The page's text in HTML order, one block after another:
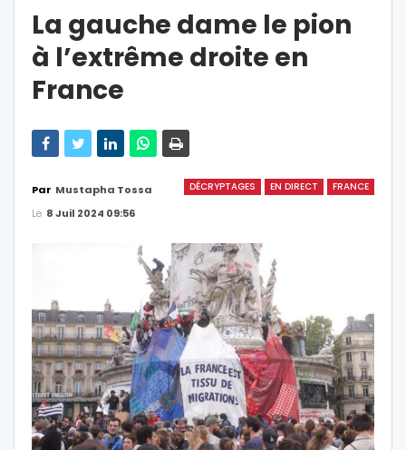
La gauche dame le pion
à l’extrême droite en
France
DÉCRYPTAGES EN DIRECT FRANCE
Par Mustapha Tossa
Le 8 Juil 2024 09:56